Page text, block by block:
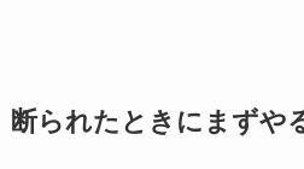
断られたときにまずや